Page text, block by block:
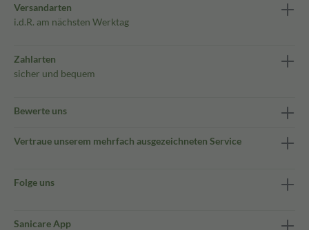
Versandarten
i.d.R. am nächsten Werktag
Zahlarten
sicher und bequem
Bewerte uns
Vertraue unserem mehrfach ausgezeichneten Service
Folge uns
Sanicare App